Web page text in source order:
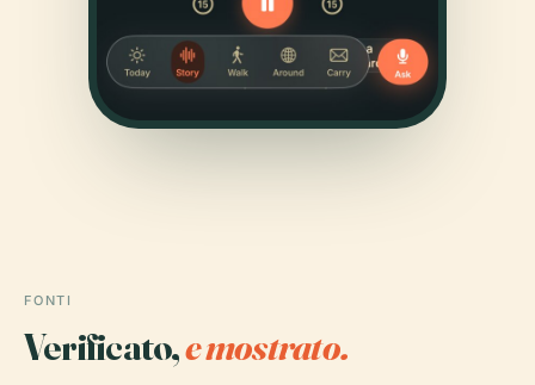
FONTI
Verificato,e mostrato.